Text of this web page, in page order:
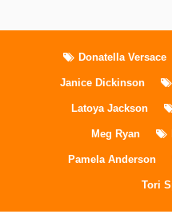
Donatella Versace
Janice Dickinson
Latoya Jackson
Meg Ryan
Pamela Anderson
Tori